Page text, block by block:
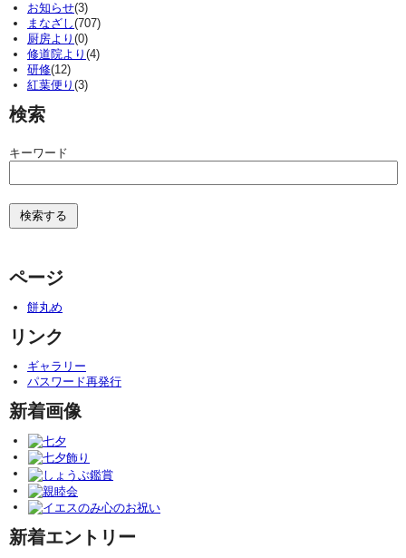
お知らせ(3)
まなざし(707)
厨房より (0)
修道院より (4)
研修(12)
紅葉便り (3)
検索
キーワード
ページ
餅丸め
リンク
ギャラリー
パスワード再発行
新着画像
新着エントリー